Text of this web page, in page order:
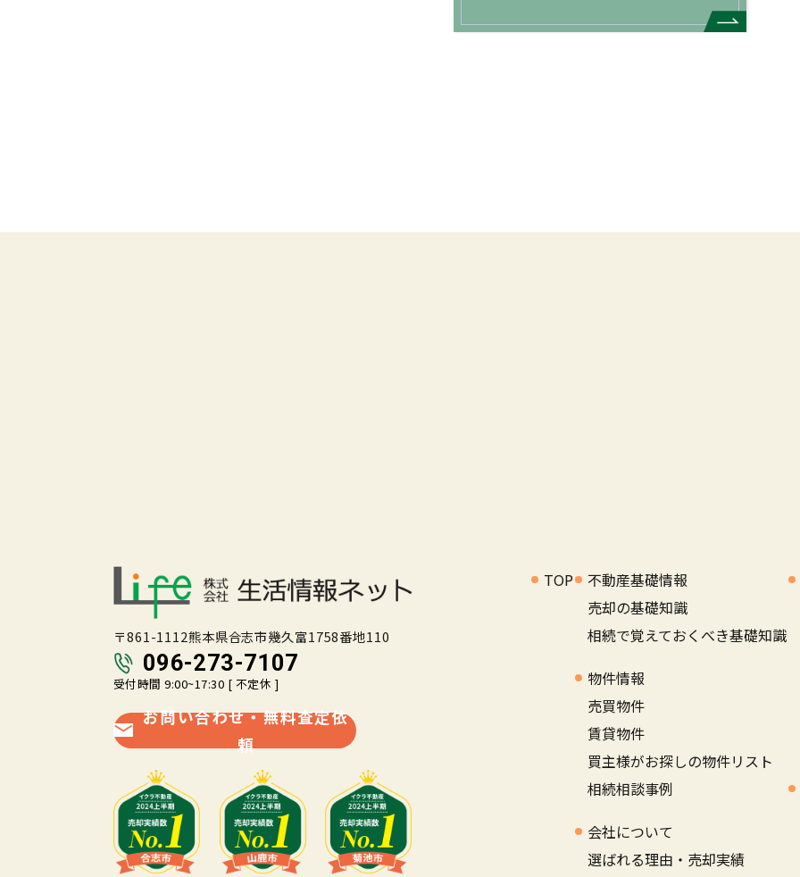
〒861-1112熊本県合志市幾久富1758番地110
096-273-7107
受付時間 9:00~17:30 [ 不定休 ]
お問い合わせ・無料査定依
頼
TOP
不動産基礎情報
売却の基礎知識
相続で覚えておくべき基礎知識
物件情報
売買物件
賃貸物件
買主様がお探しの物件リスト
相続相談事例
会社について
選ばれる理由・売却実績